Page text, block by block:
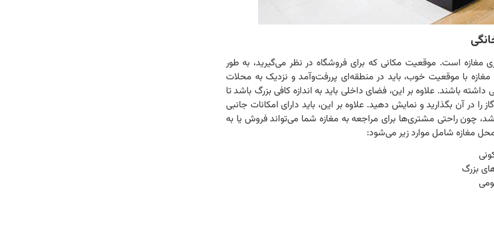
مغازه است. موقعیت مکانی که برای فروشگاه در نظر می‌گیرید، به طور
با موقعیت خوب، باید در منطقه‌ای پررفت‌وآمد و نزدیک به محلات
باشند. علاوه بر این، فضای داخلی باید به اندازه کافی بزرگ باشد تا
در آن بگذارید و نمایش دهید. علاوه بر این، باید دارای امکانات جانبی
چون راحتی مشتری‌ها برای مراجعه به مغازه شما می‌تواند فروش یا به
محل مغازه شامل موارد زیر می‌شود:
بزرگ